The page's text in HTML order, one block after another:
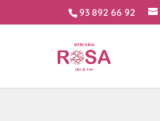
93 892 66 92